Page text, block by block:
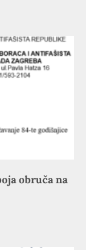
obruča na